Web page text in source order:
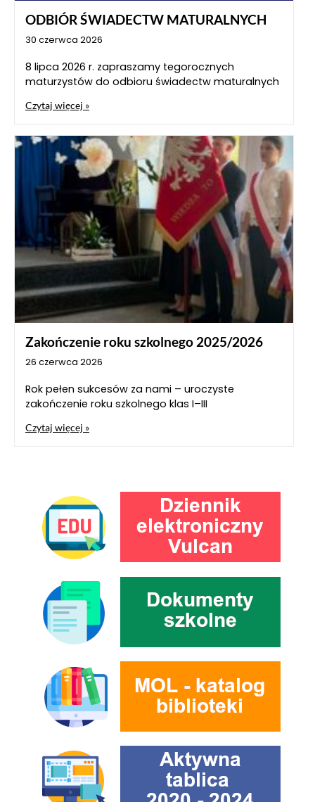
ODBIÓR ŚWIADECTW MATURALNYCH
30 czerwca 2026
8 lipca 2026 r. zapraszamy tegorocznych
maturzystów do odbioru świadectw maturalnych
Czytaj więcej »
Zakończenie roku szkolnego 2025/2026
26 czerwca 2026
Rok pełen sukcesów za nami – uroczyste
zakończenie roku szkolnego klas I–III
Czytaj więcej »